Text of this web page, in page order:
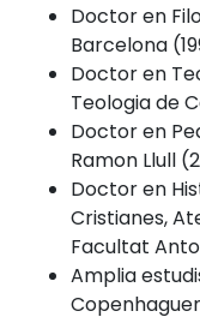
Doctor en
Barcelona
Doctor en
Teologia de
Doctor en
Ramon Llull
Doctor en
Cristianes,
Facultat
Amplia